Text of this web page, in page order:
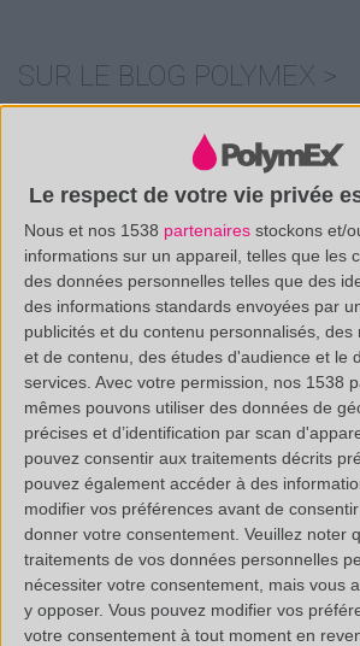
Le respect de votre vie privée
Nous et nos 1538 partenaires stockons et/
informations sur un appareil, telles que les
des données personnelles telles que des
des informations standards envoyées par
publicités et du contenu personnalisés, des
et de contenu, des études d'audience et le
services. Avec votre permission, nos 1538
mêmes pouvons utiliser des données de
précises et d’identification par scan
pouvez consentir aux traitements décrits
pouvez également accéder à des
modifier vos préférences avant de
donner votre consentement. Veuillez noter
traitements de vos données personnelles
nécessiter votre consentement, mais vous
y opposer. Vous pouvez modifier vos
votre consentement à tout moment en
SUR LE BLOG POLYMEX >
L’EUGENOL : LA STAR DES
/
(33 0)4 88 29